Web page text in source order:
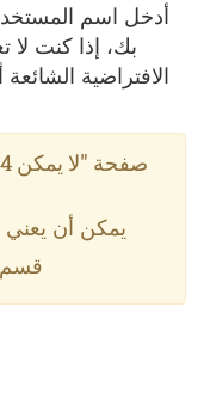
أدخل اسم
بك، إذا كنت لا
الافتراضية
يمكن أن يعني
قسم